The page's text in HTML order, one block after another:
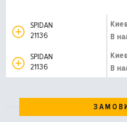
SPIDAN
21136
В
SPIDAN
21136
В